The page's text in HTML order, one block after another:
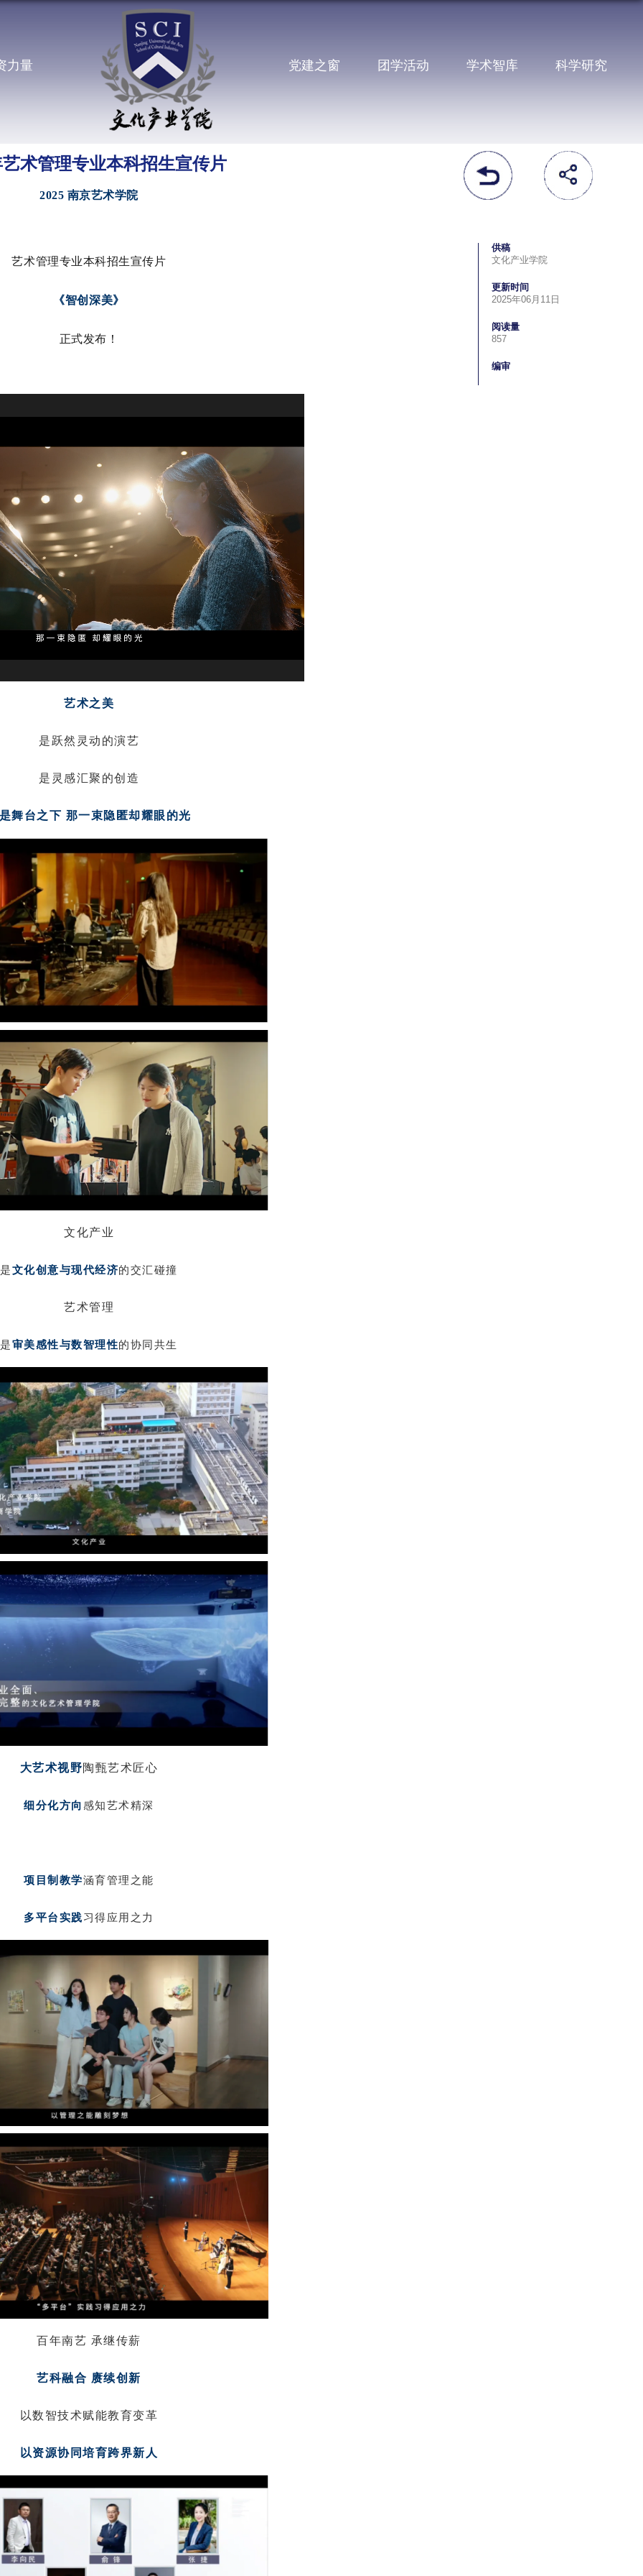
力量 党建之窗 团学活动 学术智库 科学研究
供稿
文化产业学院
更新时间
2025年06月11日
阅读量
857
编审
艺术管理专业本科招生宣传片
2025 南京艺术学院
艺术管理专业本科招生宣传片
《智创深美》
正式发布！
艺术之美
是跃然灵动的演艺
是灵感汇聚的创造
舞台之下 那一束隐匿却耀眼的光
文化产业
是文化创意与现代经济的交汇碰撞
艺术管理
是审美感性与数智理性的协同共生
大艺术视野陶甄艺术匠心
细分化方向感知艺术精深
项目制教学涵育管理之能
多平台实践习得应用之力
百年南艺 承继传薪
艺科融合 赓续创新
以数智技术赋能教育变革
以资源协同培育跨界新人